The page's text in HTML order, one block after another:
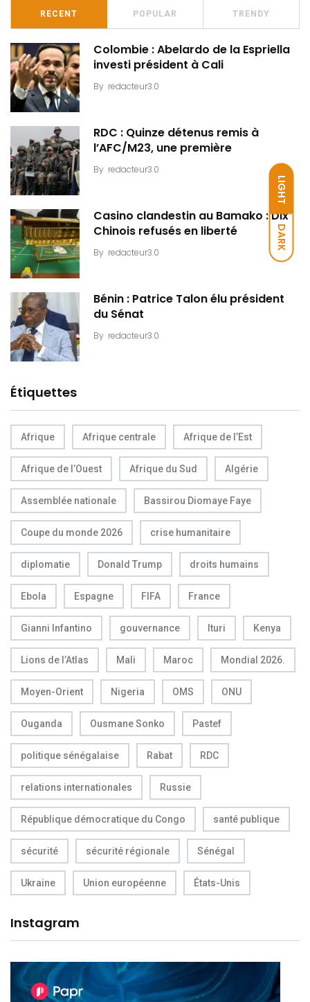
LIGHT
DARK
RECENT POPULAR TRENDY
Colombie : Abelardo de la Espriella
investi président à Cali
By redacteur3.0
RDC : Quinze détenus remis à
l’AFC/M23, une première
By redacteur3.0
Casino clandestin au Bamako : Dix
Chinois refusés en liberté
By redacteur3.0
Bénin : Patrice Talon élu président
du Sénat
By redacteur3.0
Étiquettes
Afrique Afrique centrale Afrique de l’Est
Afrique de l’Ouest Afrique du Sud Algérie
Assemblée nationale Bassirou Diomaye Faye
Coupe du monde 2026 crise humanitaire
diplomatie Donald Trump droits humains
Ebola Espagne FIFA France
Gianni Infantino gouvernance Ituri Kenya
Lions de l’Atlas Mali Maroc Mondial 2026.
Moyen-Orient Nigeria OMS ONU
Ouganda Ousmane Sonko Pastef
politique sénégalaise Rabat RDC
relations internationales Russie
République démocratique du Congo santé publique
sécurité sécurité régionale Sénégal
Ukraine Union européenne États-Unis
Instagram